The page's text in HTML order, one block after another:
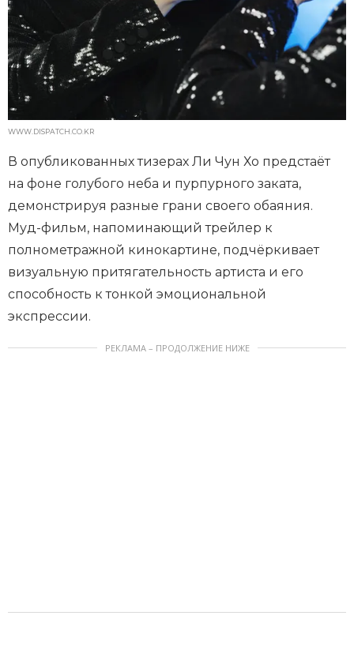
WWW.DISPATCH.CO.KR
В опубликованных тизерах Ли Чун Хо предстаёт
на фоне голубого неба и пурпурного заката,
демонстрируя разные грани своего обаяния.
Муд-фильм, напоминающий трейлер к
полнометражной кинокартине, подчёркивает
визуальную притягательность артиста и его
способность к тонкой эмоциональной
экспрессии.
РЕКЛАМА – ПРОДОЛЖЕНИЕ НИЖЕ